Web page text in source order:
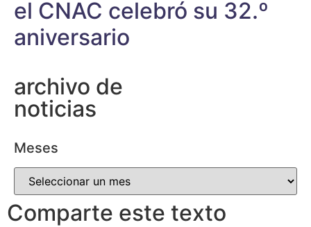
el CNAC celebró su 32.º
aniversario
archivo de
noticias
Meses
Comparte este texto